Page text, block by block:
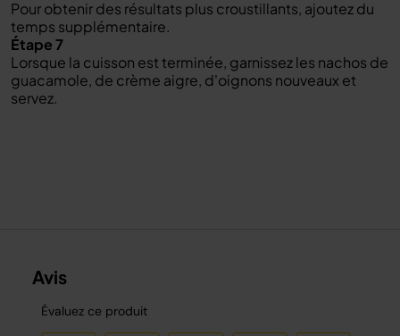
Pour obtenir des résultats plus croustillants, ajoutez du
temps supplémentaire.
Étape 7
Lorsque la cuisson est terminée, garnissez les nachos de
guacamole, de crème aigre, d'oignons nouveaux et
servez.